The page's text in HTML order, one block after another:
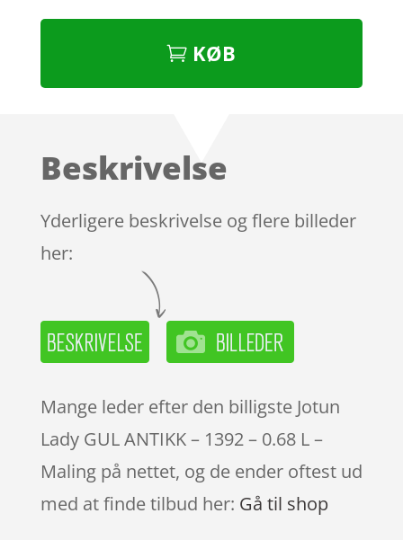
KØB
Beskrivelse
Yderligere beskrivelse og flere billeder
her:
Mange leder efter den billigste Jotun
Lady GUL ANTIKK – 1392 – 0.68 L –
Maling på nettet, og de ender oftest ud
med at finde tilbud her: Gå til shop